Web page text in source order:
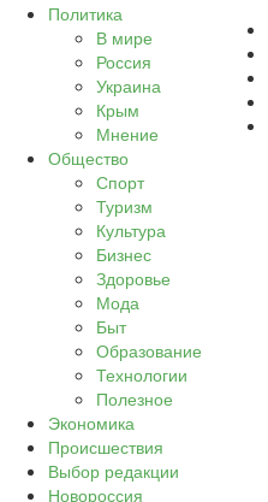
Политика
В мире
Россия
Украина
Крым
Мнение
Общество
Спорт
Туризм
Культура
Бизнес
Здоровье
Мода
Быт
Образование
Технологии
Полезное
Экономика
Происшествия
Выбор редакции
Новороссия